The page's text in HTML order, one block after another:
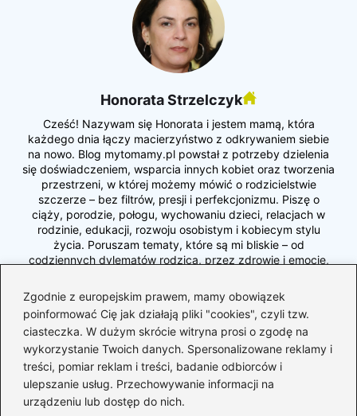
Zgodnie z europejskim prawem, mamy obowiązek
poinformować Cię jak działają pliki "cookies", czyli tzw.
ciasteczka. W dużym skrócie witryna prosi o zgodę na
wykorzystanie Twoich danych. Spersonalizowane reklamy i
treści, pomiar reklam i treści, badanie odbiorców i
ulepszanie usług. Przechowywanie informacji na
urządzeniu lub dostęp do nich.
Honorata Strzelczyk
Cześć! Nazywam się Honorata i jestem mamą, która
każdego dnia łączy macierzyństwo z odkrywaniem siebie
na nowo. Blog mytomamy.pl powstał z potrzeby dzielenia
się doświadczeniem, wsparcia innych kobiet oraz tworzenia
przestrzeni, w której możemy mówić o rodzicielstwie
szczerze – bez filtrów, presji i perfekcjonizmu. Piszę o
ciąży, porodzie, połogu, wychowaniu dzieci, relacjach w
rodzinie, edukacji, rozwoju osobistym i kobiecym stylu
życia. Poruszam tematy, które są mi bliskie – od
codziennych dylematów rodzica, przez zdrowie i emocje,
Jestem mamą, partnerką, kobietą, która uczy się
równowagi między byciem dla innych a byciem dla siebie.
Wierzę, że każda z nas potrzebuje wspólnoty, rozmowy i
akceptacji – dlatego stworzyłam miejsce, w którym możemy
się wspierać, wymieniać doświadczeniami i razem dorastać
do swojej najlepszej wersji. Zapraszam Cię do mojego
świata – pełnego miłości, autentyczności, refleksji i małych,